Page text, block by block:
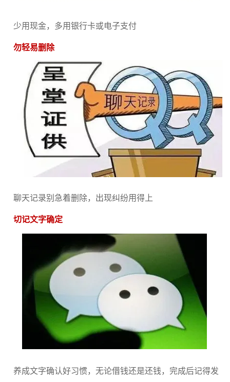
少用现金，多用银行卡或电子支付
勿轻易删除
聊天记录别急着删除，出现纠纷用得上
切记文字确定
养成文字确认好习惯，无论借钱还是还钱，完成后记得发